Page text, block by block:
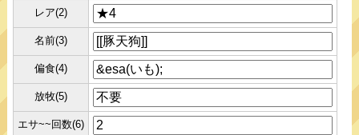
レア(2)
名前(3)
偏食(4)
放牧(5)
エサ~~回数(6)